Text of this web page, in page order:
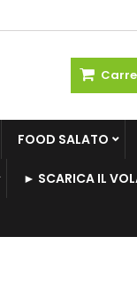
FOOD SALATO
► SCARICA IL